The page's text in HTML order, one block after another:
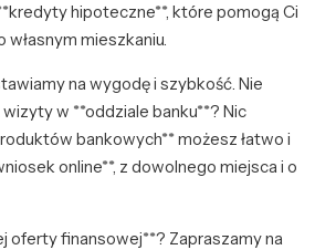
hipoteczne**, które pomogą Ci
własnym mieszkaniu.
na wygodę i szybkość. Nie
w **oddziale banku**? Nic
bankowych** możesz łatwo i
online**, z dowolnego miejsca i o
oferty finansowej**? Zapraszamy na